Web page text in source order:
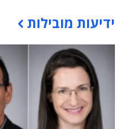
תוכן פרסומי
ידיעות מובילות